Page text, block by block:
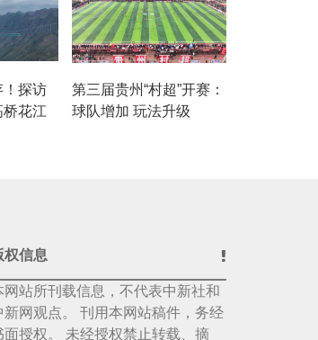
！探访
花江
第三届贵州“村超”开赛：
球队增加 玩法升级
权信息
网站所刊载信息，不代表中新社和
新网观点。 刊用本网站稿件，务经
面授权。 未经授权禁止转载、摘